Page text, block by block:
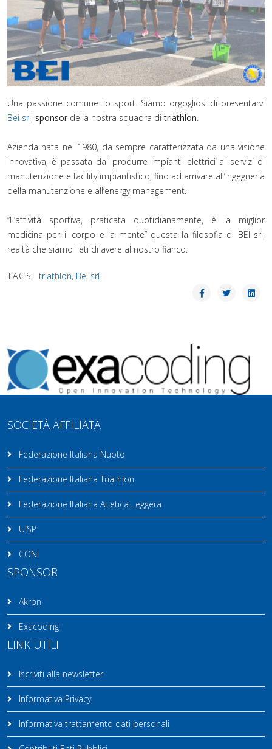
Una passione comune: lo sport. Siamo orgogliosi di presentarvi
Bei srl, sponsor della nostra squadra ditriathlon.⁣
Azienda nata nel 1980, da sempre caratterizzata da una visione
innovativa, è passata dal produrre impianti elettrici ai servizi di
manutenzione e facility impiantistico, fino ad arrivare all’ingegneria
della manutenzione e all’energy management.⁣
“L’attività sportiva, praticata quotidianamente, è la miglior
medicina per il corpo e la mente” questa la filosofia di BEI srl,
realtà che siamo lieti di avere al nostro fianco. ⁣
TAGS: triathlon, Bei srl
SOCIETÀ AFFILIATA
Federazione Italiana Nuoto
Federazione Italiana Triathlon
Federazione Italiana Atletica Leggera
UISP
CONI
SPONSOR
Akron
Exacoding
LINK UTILI
Iscriviti alla newsletter
Informativa Privacy
Informativa trattamento dati personali